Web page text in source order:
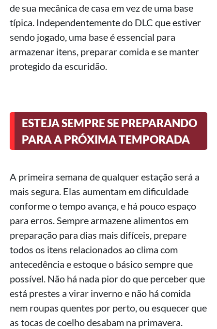
de sua mecânica de casa em vez de uma base
típica. Independentemente do DLC que estiver
sendo jogado, uma base é essencial para
armazenar itens, preparar comida e se manter
protegido da escuridão.
ESTEJA SEMPRE SE PREPARANDO
PARA A PRÓXIMA TEMPORADA
A primeira semana de qualquer estação será a
mais segura. Elas aumentam em dificuldade
conforme o tempo avança, e há pouco espaço
para erros. Sempre armazene alimentos em
preparação para dias mais difíceis, prepare
todos os itens relacionados ao clima com
antecedência e estoque o básico sempre que
possível. Não há nada pior do que perceber que
está prestes a virar inverno e não há comida
nem roupas quentes por perto, ou esquecer que
as tocas de coelho desabam na primavera.